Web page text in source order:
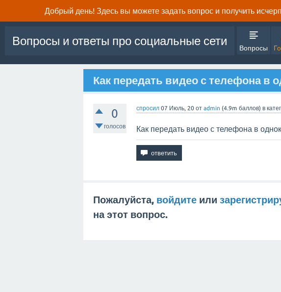
Добрый день! Здесь вы можете задать вопрос и получить
Вопросы и ответы про социальные сети
Вопросы
Как передать видео с телефона в
0
голосов
спросил 07 Июль, 20 от admin (4.9m баллов) в
Как передать видео с телефона в
Пожалуйста, войдите или
на этот вопрос.